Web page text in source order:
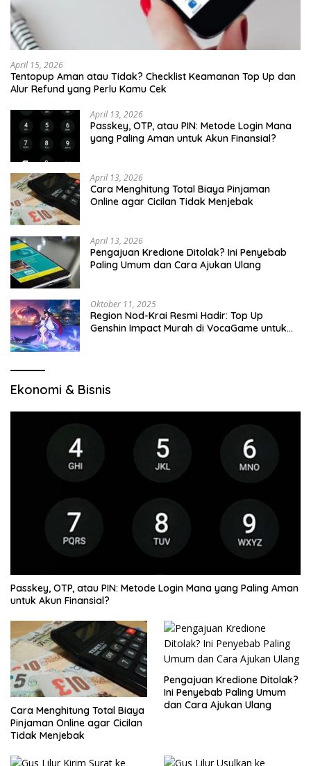
April 15, 2026
Tentopup Aman atau Tidak? Checklist Keamanan Top Up dan
Alur Refund yang Perlu Kamu Cek
April 13, 2026
Passkey, OTP, atau PIN: Metode Login Mana
yang Paling Aman untuk Akun Finansial?
April 13, 2026
Cara Menghitung Total Biaya Pinjaman
Online agar Cicilan Tidak Menjebak
April 13, 2026
Pengajuan Kredione Ditolak? Ini Penyebab
Paling Umum dan Cara Ajukan Ulang
Oktober 11, 2025
Region Nod-Krai Resmi Hadir: Top Up
Genshin Impact Murah di VocaGame untuk
Ekonomi & Bisnis
Passkey, OTP, atau PIN: Metode Login Mana yang Paling Aman
untuk Akun Finansial?
Cara Menghitung Total Biaya
Pinjaman Online agar Cicilan
Tidak Menjebak
Pengajuan Kredione Ditolak?
Ini Penyebab Paling Umum
dan Cara Ajukan Ulang